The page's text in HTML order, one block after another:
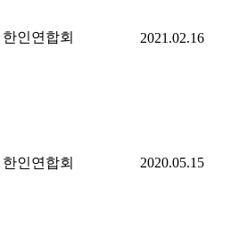
한인연합회 2021.02.16
한인연합회 2020.05.15